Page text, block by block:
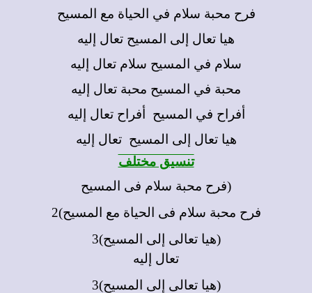
فرح محبة سلام في الحياة مع المسيح
هيا تعال إلى المسيح تعال إليه
سلام في المسيح سلام تعال إليه
محبة في المسيح محبة تعال إليه
أفراح في المسيح أفراح تعال إليه
هيا تعال إلى المسيح تعال إليه
تنسيق مختلف
(فرح محبة سلام فى المسيح
فرح محبة سلام فى الحياة مع المسيح)2
(هيا تعالى إلى المسيح)3
تعال إليه
(هيا تعالى إلى المسيح)3